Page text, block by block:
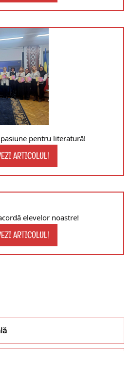
pentru literatură!
ARTICOLUL!
elevelor noastre!
ARTICOLUL!